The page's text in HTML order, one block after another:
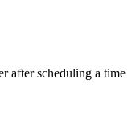
after scheduling a time